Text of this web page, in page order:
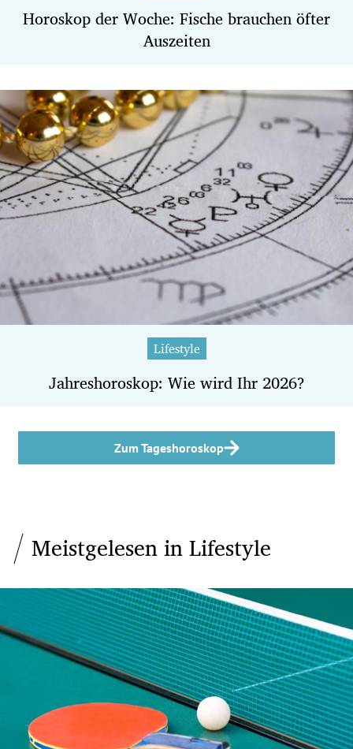
Horoskop der Woche: Fische brauchen öfter
Auszeiten
Lifestyle
Jahreshoroskop: Wie wird Ihr 2026?
Zum Tageshoroskop
Meistgelesen in Lifestyle